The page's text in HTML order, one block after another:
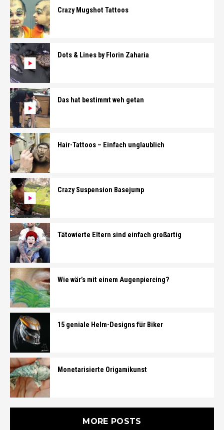
Crazy Mugshot Tattoos
Dots & Lines by Florin Zaharia
Das hat bestimmt weh getan
Hair-Tattoos – Einfach unglaublich
Crazy Suspension Basejump
Tätowierte Eltern sind einfach großartig
Wie wär’s mit einem Augenpiercing?
15 geniale Helm-Designs für Biker
Monetarisierte Origamikunst
MORE POSTS